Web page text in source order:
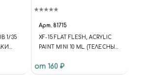
1/35
Арт. 81715
XF-15 FLAT FLESH, ACRYLIC
PAINT MINI 10 ML. (ТЕЛЕСНЫЙ
от 160 ₽